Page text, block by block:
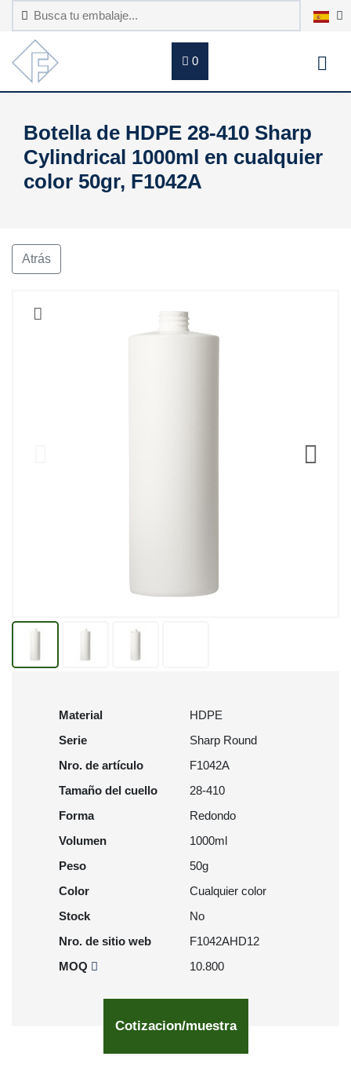
0
Botella de HDPE 28-410 Sharp
Cylindrical 1000ml en cualquier
color 50gr, F1042A
Atrás
Material
HDPE
Serie
Sharp Round
Nro. de artículo
F1042A
Tamaño del cuello
28-410
Forma
Redondo
Volumen
1000ml
Peso
50g
Color
Cualquier color
Stock
No
Nro. de sitio web
F1042AHD12
MOQ
10.800
Cotizacion/muestra